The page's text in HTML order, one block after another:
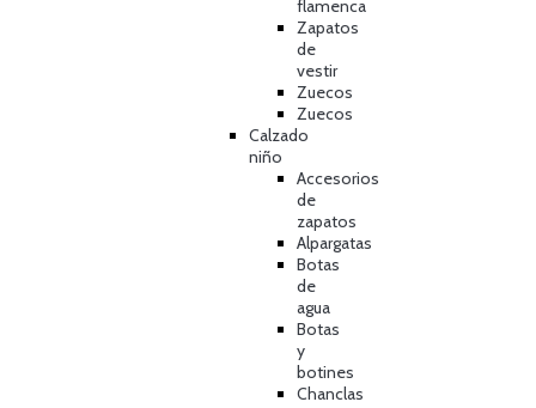
flamenca
Zapatos
de
vestir
Zuecos
Zuecos
Calzado
niño
Accesorios
de
zapatos
Alpargatas
Botas
de
agua
Botas
y
botines
Chanclas